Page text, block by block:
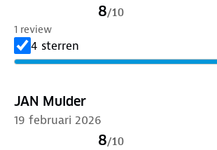
Uitgebreide beveiligingstechnieken
De rolkachel infrarood beschikt over
beveiligingstechnieken. Denk aan
oververhittings- en
Gebruik de mobiele gaskachel alleen
geventileerde ruimtes. Niet te
8/10
1 review
4 sterren
JAN Mulder
19 februari 2026
8/10